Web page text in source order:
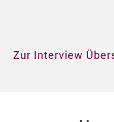
Zur Interview